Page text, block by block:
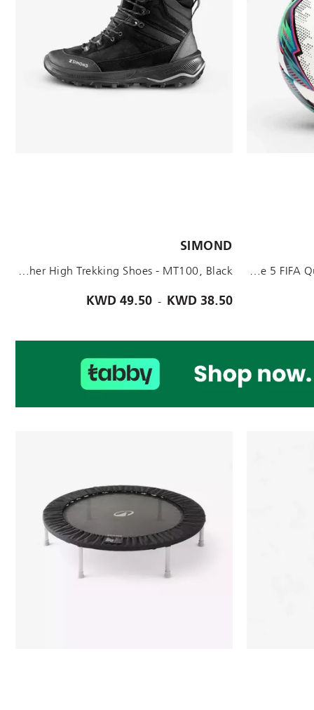
Thermobonded Size 5 FIFA Quality Football Pro Ball, White
SIMOND
Men Leather High Trekking Shoes - MT100, Black
38.50 KWD
-
49.50 KWD